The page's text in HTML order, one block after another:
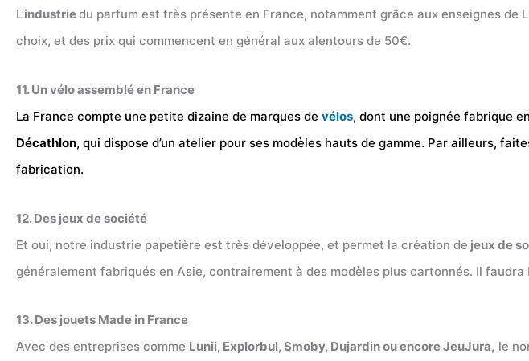
L’industriedu parfum est très présente en France, notamment grâce aux enseignes de
choix, et des prix qui commencent en général aux alentours de 50€.
11. Un vélo assemblé en France
La France compte une petite dizaine de marques de vélos, dont une poignée fabrique
Décathlon, qui dispose d’un atelier pour ses modèles hauts de gamme. Par ailleurs,
fabrication.
12. Des jeux de société
Et oui, notre industrie papetière est très développée, et permet la création de jeux de
généralement fabriqués en Asie, contrairement à des modèles plus cartonnés. Il
13. Des jouets Made in France
Avec des entreprises comme Lunii, Explorbul, Smoby, Dujardin ou encore JeuJura, le